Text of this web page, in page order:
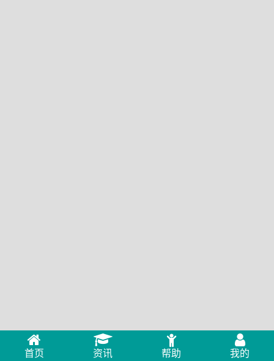
首页 资讯 帮助 我的